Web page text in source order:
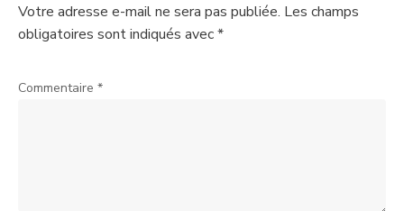
Votre adresse e-mail ne sera pas publiée. Les champs
obligatoires sont indiqués avec*
Commentaire *